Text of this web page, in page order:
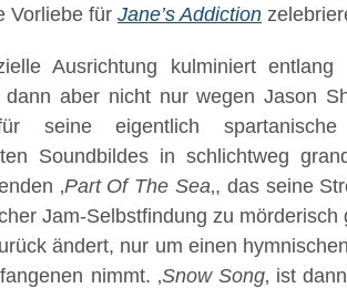
Vorliebe für Jane’s Addiction
Ausrichtung kulminiert entlang
dann aber nicht nur wegen Jason
seine eigentlich spartanische
Soundbildes in schlichtweg
‚Part Of The Sea‚, das seine
Jam-Selbstfindung zu
ändert, nur um einen
nimmt. ‚Snow Song‚ ist